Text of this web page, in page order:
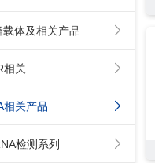
载体及相关产品
相关
相关产品
检测系列